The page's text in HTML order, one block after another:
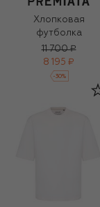
Хлопковая
футболка
11 700 ₽
8 195 ₽
-30%